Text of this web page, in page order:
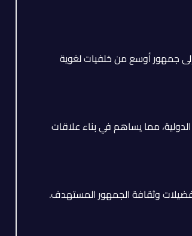
جمهور أوسع من خلفيات لغوية
مما يساهم في بناء علاقات
وثقافة الجمهور المستهدف.